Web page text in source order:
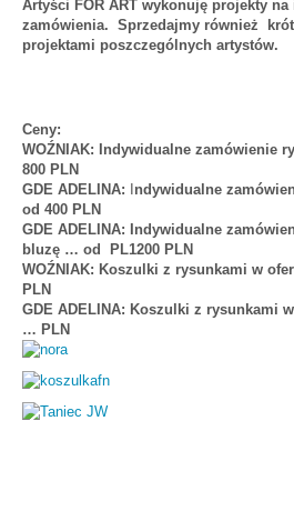
Artyści FOR ART wykonuję projekty
zamówienia. Sprzedajmy również
projektami poszczególnych artystów.
Ceny:
WOŹNIAK: Indywidualne zamówienie
800 PLN
GDE ADELINA:
ndywidualne
od 400 PLN
GDE ADELINA: Indywidualne
bluzę … od PL1200 PLN
WOŹNIAK: Koszulki z rysunkami w
PLN
GDE ADELINA: Koszulki z rysunkami
… PLN